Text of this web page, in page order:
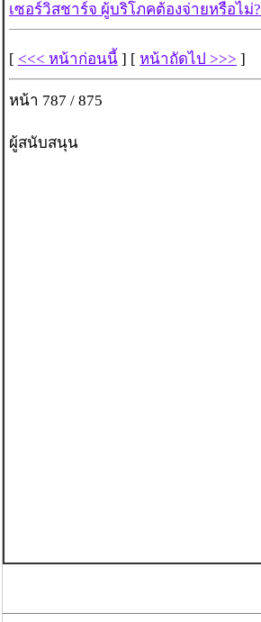
เซอร์วิสชาร์จ ผู้บริโภคต้องจ่ายหรือไม่?
[ <<< หน้าก่อนนี้ ] [ หน้าถัดไป >>> ]
หน้า 787 / 875
ผู้สนับสนุน